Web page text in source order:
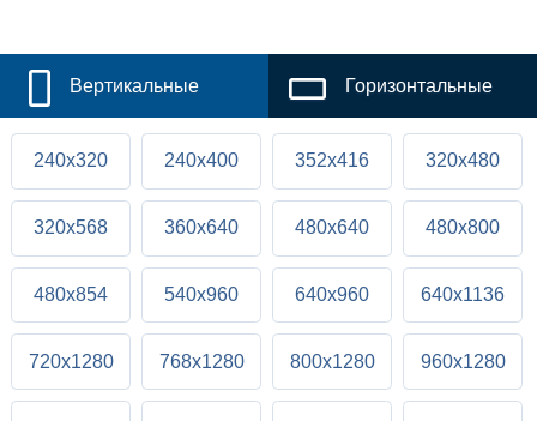
Вертикальные Горизонтальные
240x320 240x400 352x416 320x480
320x568 360x640 480x640 480x800
480x854 540x960 640x960 640x1136
720x1280 768x1280 800x1280 960x1280